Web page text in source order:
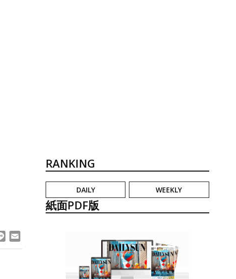
Line
RANKING
DAILY WEEKLY
紙面PDF版